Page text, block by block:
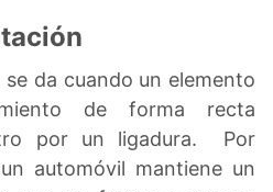
da cuando un elemento
de forma recta
por un ligadura. Por
automóvil mantiene un